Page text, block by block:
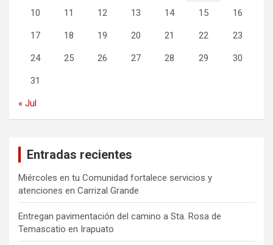
10 11 12 13 14 15 16
17 18 19 20 21 22 23
24 25 26 27 28 29 30
31
« Jul
Entradas recientes
Miércoles en tu Comunidad fortalece servicios y
atenciones en Carrizal Grande
Entregan pavimentación del camino a Sta. Rosa de
Temascatio en Irapuato